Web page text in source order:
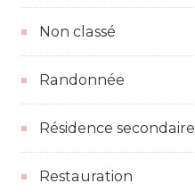
Non classé
Randonnée
Résidence secondaire
Restauration